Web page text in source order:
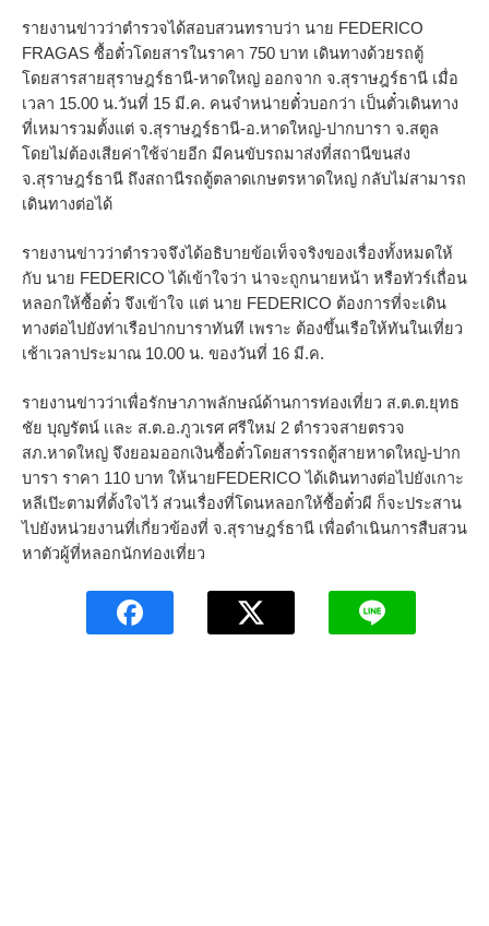
รายงานข่าวว่าตำรวจได้สอบสวนทราบว่า นาย FEDERICO
FRAGAS ซื้อตั๋วโดยสารในราคา 750 บาท เดินทางด้วยรถตู้
โดยสารสายสุราษฎร์ธานี-หาดใหญ่ ออกจาก จ.สุราษฎร์ธานี เมื่อ
เวลา 15.00 น.วันที่ 15 มี.ค. คนจำหน่ายตั๋วบอกว่า เป็นตั๋วเดินทาง
ที่เหมารวมตั้งแต่ จ.สุราษฎร์ธานี-อ.หาดใหญ่-ปากบารา จ.สตูล
โดยไม่ต้องเสียค่าใช้จ่ายอีก มีคนขับรถมาส่งที่สถานีขนส่ง
จ.สุราษฎร์ธานี ถึงสถานีรถตู้ตลาดเกษตรหาดใหญ่ กลับไม่สามารถ
เดินทางต่อได้
รายงานข่าวว่าตำรวจจึงได้อธิบายข้อเท็จจริงของเรื่องทั้งหมดให้
กับ นาย FEDERICO ได้เข้าใจว่า น่าจะถูกนายหน้า หรือทัวร์เถื่อน
หลอกให้ซื้อตั๋ว จึงเข้าใจ แต่ นาย FEDERICO ต้องการที่จะเดิน
ทางต่อไปยังท่าเรือปากบาราทันที เพราะ ต้องขึ้นเรือให้ทันในเที่ยว
เช้าเวลาประมาณ 10.00 น. ของวันที่ 16 มี.ค.
รายงานข่าวว่าเพื่อรักษาภาพลักษณ์ด้านการท่องเที่ยว ส.ต.ต.ยุทธ
ชัย บุญรัตน์ เเละ ส.ต.อ.ภูวเรศ ศรีใหม่ 2 ตำรวจสายตรวจ
สภ.หาดใหญ่ จึงยอมออกเงินซื้อตั๋วโดยสารรถตู้สายหาดใหญ่-ปาก
บารา ราคา 110 บาท ให้นายFEDERICO ได้เดินทางต่อไปยังเกาะ
หลีเป๊ะตามที่ตั้งใจไว้ ส่วนเรื่องที่โดนหลอกให้ซื้อตั๋วผี ก็จะประสาน
ไปยังหน่วยงานที่เกี่ยวข้องที่ จ.สุราษฎร์ธานี เพื่อดำเนินการสืบสวน
หาตัวผู้ที่หลอกนักท่องเที่ยว